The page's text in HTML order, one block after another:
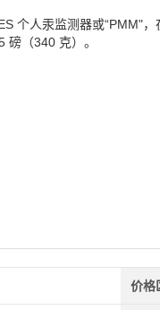
个人汞监测器或“PMM"
（340 克）。
价格